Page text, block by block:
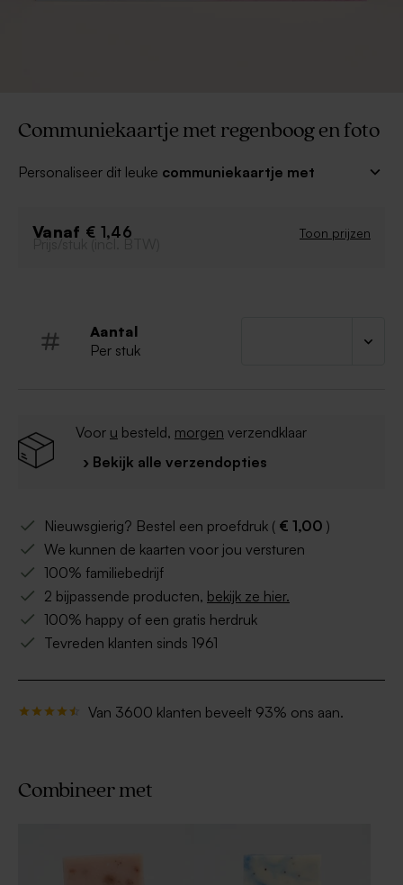
Communiekaartje met regenboog en foto
Personaliseer dit leuke communiekaartje met
eigen touch. Dan is het alleen nog aftellen naar je
Dubbelzijdig bedrukt
Hip ontwerp
Vanaf € 1,46 Toon prijzen
Prijs/stuk (incl. BTW)
Aantal
Per stuk
Voor u besteld, morgen verzendklaar
› Bekijk alle verzendopties
Nieuwsgierig? Bestel een proefdruk ( € 1,00 )
We kunnen de kaarten voor jou versturen
100% familiebedrijf
2 bijpassende producten, bekijk ze hier.
100% happy of een gratis herdruk
Tevreden klanten sinds 1961
Van 3600 klanten beveelt 93% ons aan.
Combineer met